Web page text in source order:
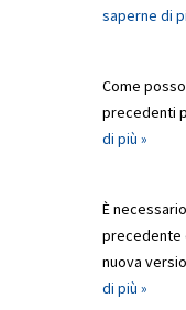
saperne di
Come
precedenti
di più »
È
precedente
nuova
di più »